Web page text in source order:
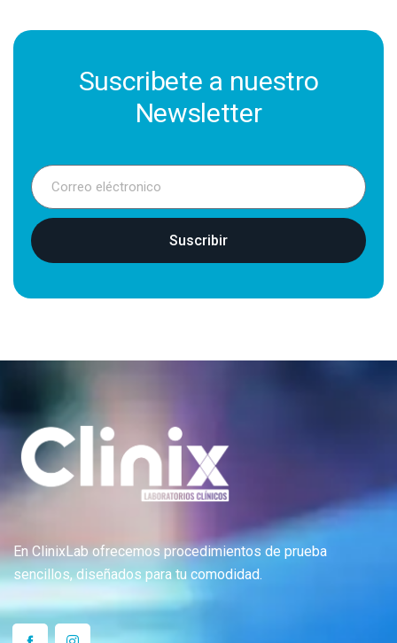
Suscribete a nuestro
Newsletter
Suscribir
En ClinixLab ofrecemos procedimientos de prueba
sencillos, diseñados para tu comodidad.